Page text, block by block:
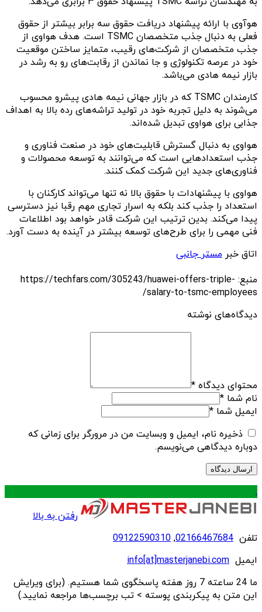
هوآوی با ارائه پیشنهاد دریافت حقوق سه برابر بیشتر از حقوق
فعلی به دنبال جذب متخصصان TSMC است. هدف هواوی از
جذب متخصصان از شرکت‌های رقیب، متمایز ساختن موقعیت
خود در عرصه تکنولوژی و جا نماندن از رقابت‌های رو به رشد در
بازار نیمه هادی می‌باشد.
کارمندان TSMC که در بازار جهانی نیمه هادی پیشرو محسوب
می‌شوند به دلیل تجربه خود در تولید تراشه‌های رده بالا به اهداف
جذابی برای هواوی تبدیل شده‌اند.
هواوی به دنبال گسترش قابلیت‌های خود در صنعت فناوری و
جذب استعدادهایی است که می‌توانند به توسعه محصولات و
فناوری‌های جدید این شرکت کمک کنند.
هواوی با پیشنهادات با حقوق بالا نه تنها می‌تواند کارکنان با
استعداد را جذب کند بلکه به اسرار تجاری مهم رقبا نیز دسترسی
پیدا می‌کند. بدین ترتیب این شرکت قادر خواهد بود اطلاعات
فنی مهمی را برای طرح‌های توسعه بیشتر در آینده به دست آورد.
اتاق خبر مستر جانبی
منبع: https://techfars.com/305243/huawei-offers-triple-
salary-to-tsmc-employees/
دیدگاه‌های نوشته
محتوای دیدگاه *
نام شما *
ایمیل شما *
ذخیره نام، ایمیل و وبسایت من در مرورگر برای زمانی که
دوباره دیدگاهی می‌نویسم.
.
رفتن به بالا
تلفن 02166467684
,
09122590310
ایمیل info[at]masterjanebi.com
ما 24 ساعته 7 روز هفته پاسخگوی شما هستیم. (برای ویرایش
این متن به پیکربندی پوسته > تب برچسب‌ها مراجعه نمایید.)